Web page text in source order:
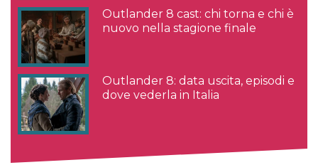
Outlander 8 cast: chi torna e chi è
nuovo nella stagione finale
Outlander 8: data uscita, episodi e
dove vederla in Italia